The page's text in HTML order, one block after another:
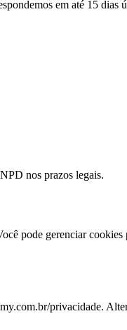
em até 15 dias
nos prazos legais.
pode gerenciar
privacidade.